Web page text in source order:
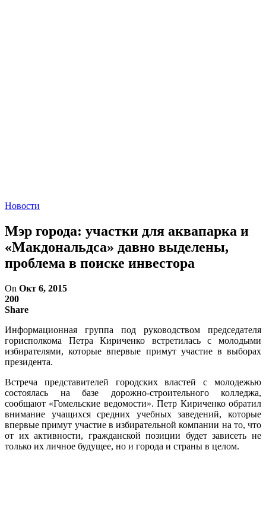
Новости
Мэр города: участки для аквапарка и
«Макдональдса» давно выделены,
проблема в поиске инвестора
On Окт 6, 2015
200
Share
Информационная группа под руководством председателя
горисполкома Петра Кириченко встретилась с молодыми
избирателями, которые впервые примут участие в выборах
президента.
Встреча представителей городских властей с молодежью
состоялась на базе дорожно-строительного колледжа,
сообщают «Гомельские ведомости». Петр Кириченко обратил
внимание учащихся средних учебных заведений, которые
впервые примут участие в избирательной компании на то, что
от их активности, гражданской позиции будет зависеть не
только их личное будущее, но и города и страны в целом.